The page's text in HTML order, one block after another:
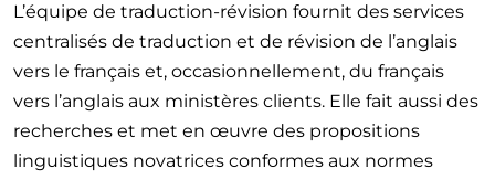
L’équipe de traduction-révision fournit des services
centralisés de traduction et de révision de l’anglais
vers le français et, occasionnellement, du français
vers l’anglais aux ministères clients. Elle fait aussi des
recherches et met en œuvre des propositions
linguistiques novatrices conformes aux normes